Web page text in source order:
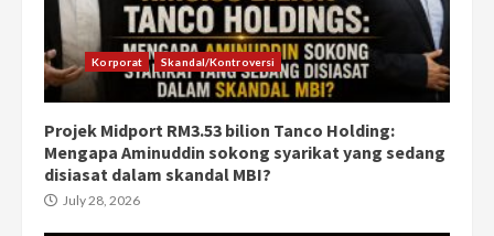
Korporat Skandal/Kontroversi
Projek Midport RM3.53 bilion Tanco Holding:
Mengapa Aminuddin sokong syarikat yang sedang
disiasat dalam skandal MBI?
July 28, 2026